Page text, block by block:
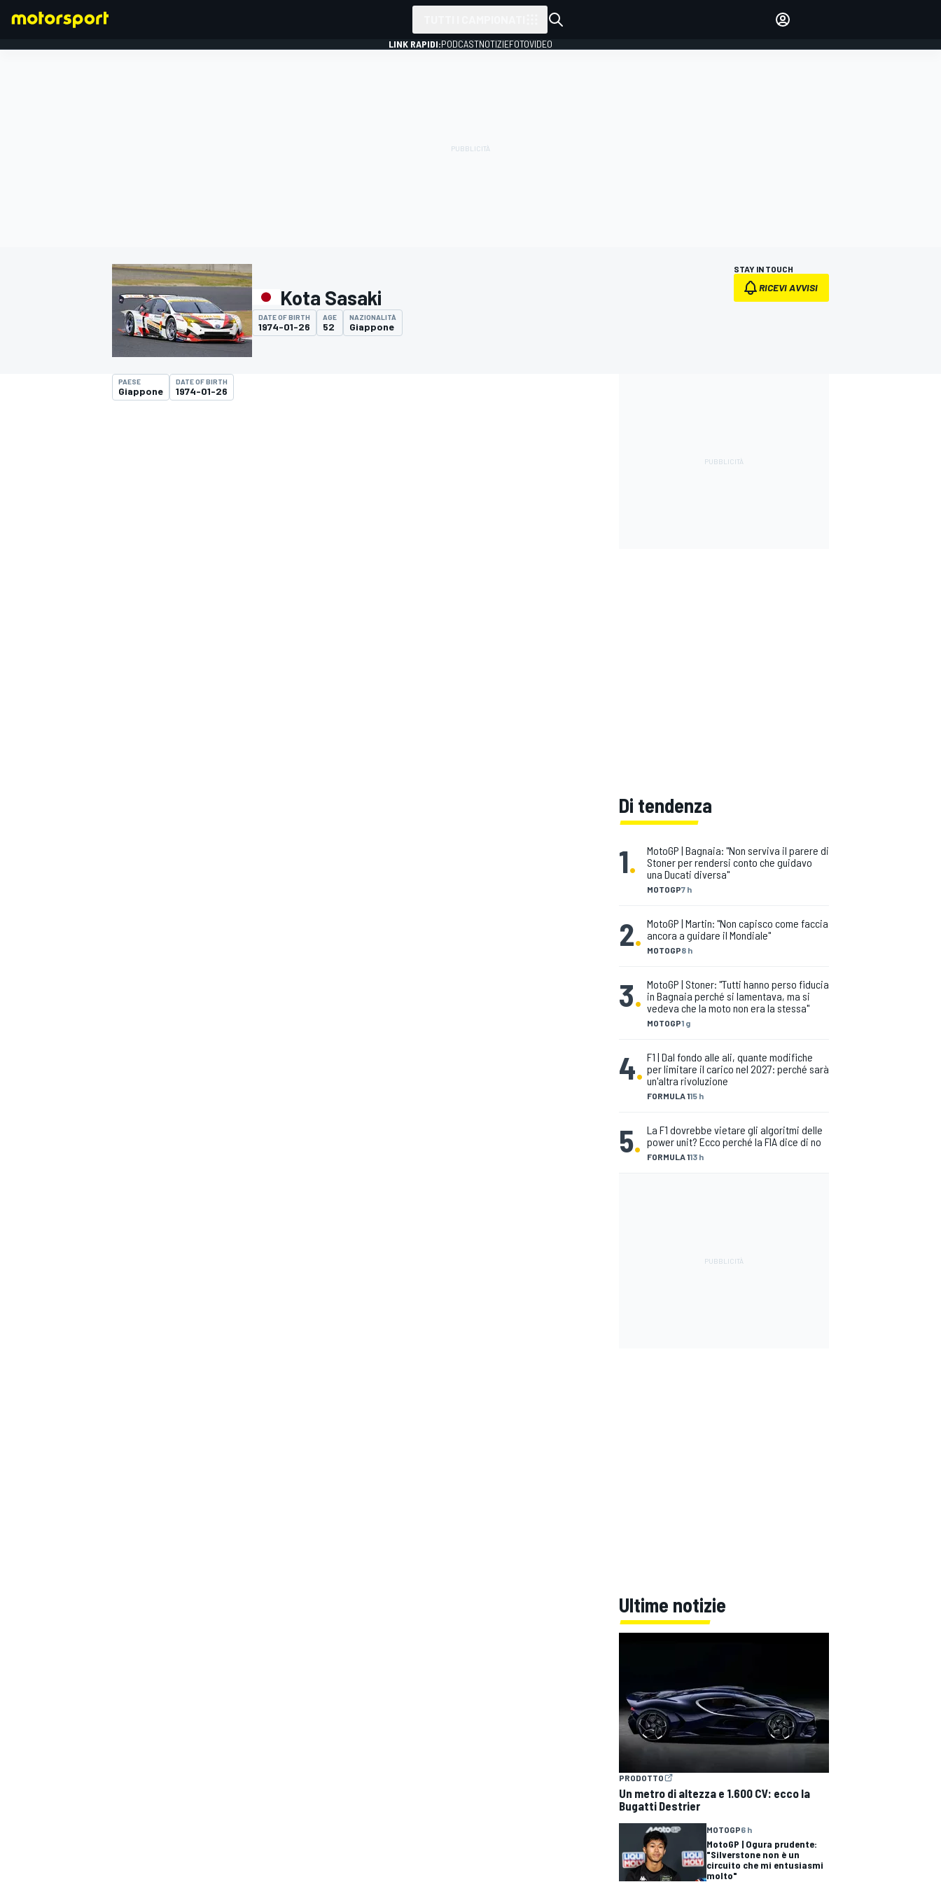
MOTOGP WEC
ACCEDI
LINK RAPIDI:PODCASTNOTIZIEFOTOVIDEO
Kota Sasaki
DATE OF BIRTH
1974-01-26
AGE
52
NAZIONALITÀ
Giappone
STAY IN TOUCH
RICEVI AVVISI
PAESE
Giappone
DATE OF BIRTH
1974-01-26
Di tendenza
1.
MOTOGP7 h
MotoGP | Bagnaia: "Non serviva il parere di
Stoner per rendersi conto che guidavo
una Ducati diversa"
2. MOTOGP8 h
MotoGP | Martin: "Non capisco come faccia
ancora a guidare il Mondiale"
3.
MOTOGP1 g
MotoGP | Stoner: "Tutti hanno perso fiducia
in Bagnaia perché si lamentava, ma si
vedeva che la moto non era la stessa"
4.
FORMULA 115 h
F1 | Dal fondo alle ali, quante modifiche
per limitare il carico nel 2027: perché sarà
un'altra rivoluzione
5. FORMULA 113 h
La F1 dovrebbe vietare gli algoritmi delle
power unit? Ecco perché la FIA dice di no
Ultime notizie
PRODOTTO
Un metro di altezza e 1.600 CV: ecco la
Bugatti Destrier
MOTOGP6 h
MotoGP | Ogura prudente:
"Silverstone non è un
circuito che mi entusiasmi
molto"